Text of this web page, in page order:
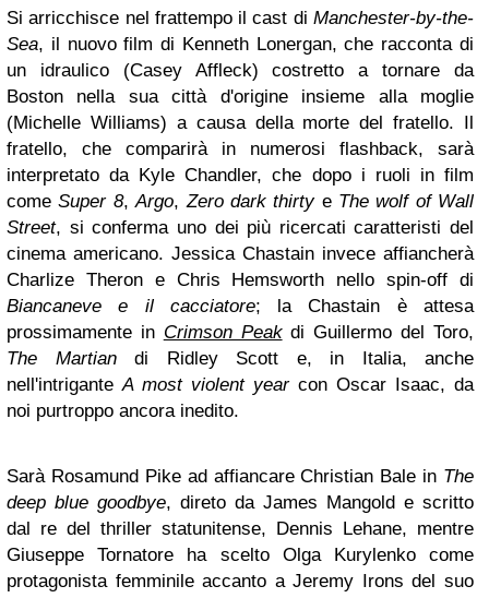
Si arricchisce nel frattempo il cast di Manchester-by-the-
Sea, il nuovo film di Kenneth Lonergan, che racconta di
un idraulico (Casey Affleck) costretto a tornare da
Boston nella sua città d'origine insieme alla moglie
(Michelle Williams) a causa della morte del fratello. Il
fratello, che comparirà in numerosi flashback, sarà
interpretato da Kyle Chandler, che dopo i ruoli in film
comeSuper 8,Argo,Zero dark thirtye The wolf of Wall
Street, si conferma uno dei più ricercati caratteristi del
cinema americano. Jessica Chastain invece affiancherà
Charlize Theron e Chris Hemsworth nello spin-off di
Biancaneve e il cacciatore; la Chastain è attesa
prossimamente in Crimson Peakdi Guillermo del Toro,
The Martiandi Ridley Scott e, in Italia, anche
nell'intriganteA most violent yearcon Oscar Isaac, da
noi purtroppo ancora inedito.
Sarà Rosamund Pike ad affiancare Christian Bale in The
deep blue goodbye, direto da James Mangold e scritto
dal re del thriller statunitense, Dennis Lehane, mentre
Giuseppe Tornatore ha scelto Olga Kurylenko come
protagonista femminile accanto a Jeremy Irons del suo